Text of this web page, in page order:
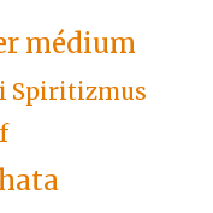
médium
Spiritizmus